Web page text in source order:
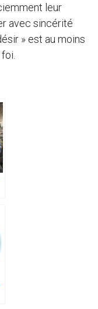
leur
avec sincérité
» est au moins